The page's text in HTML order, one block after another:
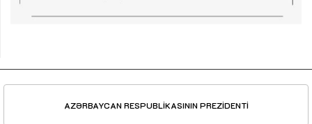
AZƏRBAYCAN RESPUBLİKASININ PREZİDENTİ